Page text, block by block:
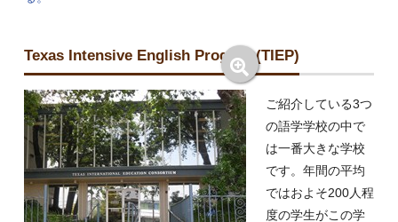
Texas Intensive English Program(TIEP)
ご紹介している3つ
の語学学校の中で
は一番大きな学校
です。年間の平均
ではおよそ200人程
度の学生がこの学